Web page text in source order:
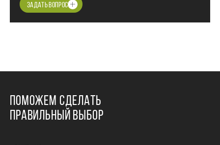
ЗАДАТЬ ВОПРОС
ПОМОЖЕМ СДЕЛАТЬ
ПРАВИЛЬНЫЙ ВЫБОР